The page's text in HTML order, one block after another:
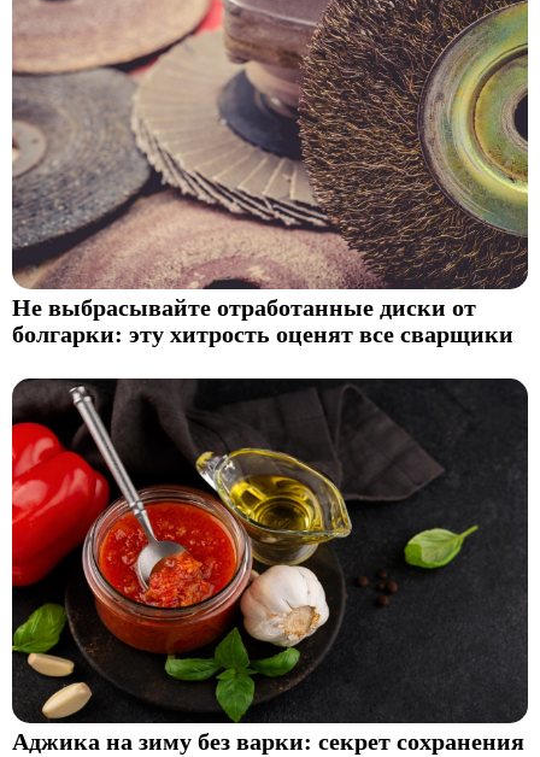
Не выбрасывайте отработанные диски от
болгарки: эту хитрость оценят все сварщики
Аджика на зиму без варки: секрет сохранения